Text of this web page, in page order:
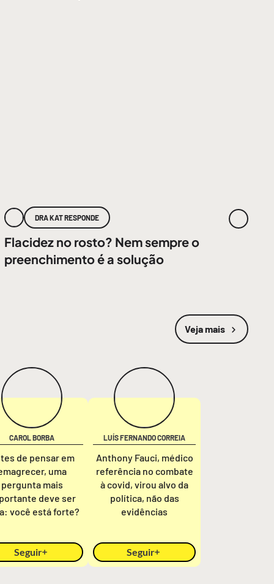
DRA KAT RESPONDE
Flacidez no rosto? Nem sempre o
preenchimento é a solução
Veja mais
CAROL BORBA
de pensar em
uma
pergunta mais
deve ser
você está forte?
Seguir
LUÍS FERNANDO CORREIA
Anthony Fauci, médico
referência no combate
à covid, virou alvo da
política, não das
evidências
Seguir